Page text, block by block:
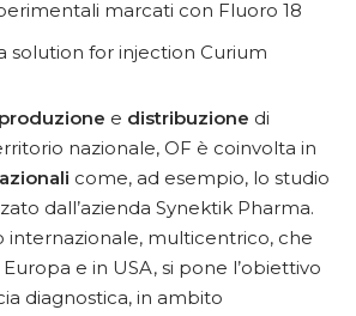
marcati con Fluoro 18
solution for injection Curium
produzione e distribuzione di
nazionale, OF è coinvolta in
come, ad esempio, lo studio
dall’azienda Synektik Pharma.
internazionale, multicentrico, che
e in USA, si pone l’obiettivo
diagnostica, in ambito